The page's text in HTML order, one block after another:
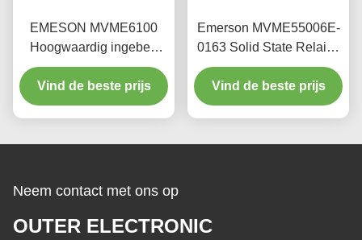
EMESON MVME6100
Hoogwaardig ingebed
industrieel moederbord
Vind de beste prijs
Emerson MVME55006E-
0163 Solid State Relais |
24V DC Ingang 6A
Uitgang
Vind de beste prijs
Neem contact met ons op
OUTER ELECTRONIC